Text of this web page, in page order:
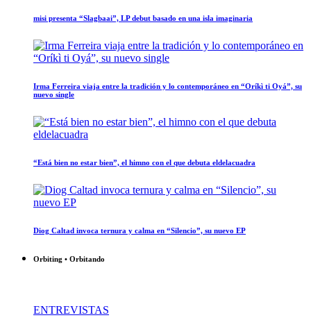
misi presenta “Slagbaai”, LP debut basado en una isla imaginaria
Irma Ferreira viaja entre la tradición y lo contemporáneo en “Oríkì ti Oyá”, su
nuevo single
“Está bien no estar bien”, el himno con el que debuta eldelacuadra
Diog Caltad invoca ternura y calma en “Silencio”, su nuevo EP
Orbiting • Orbitando
ENTREVISTAS